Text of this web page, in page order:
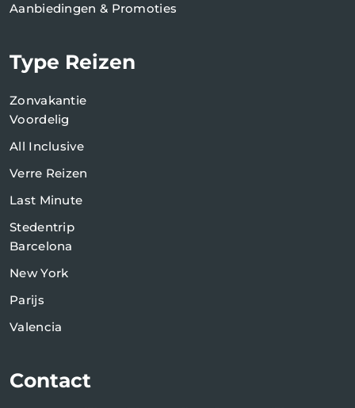
Aanbiedingen & Promoties
Type Reizen
Zonvakantie
Voordelig
All Inclusive
Verre Reizen
Last Minute
Stedentrip
Barcelona
New York
Parijs
Valencia
Contact